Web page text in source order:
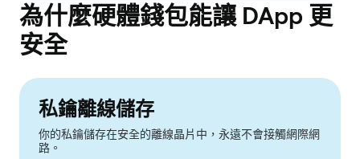
為什麼硬體錢包能讓 DApp 更
安全
私鑰離線儲存
你的私鑰儲存在安全的離線晶片中，永遠不會接觸網際網
路。